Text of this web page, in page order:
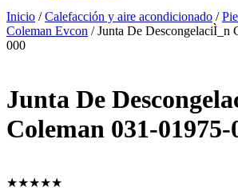
Inicio /Calefacción y aire acondicionado /
Coleman Evcon / Junta De DescongelaciÌ_n
000
Junta De
Coleman 031-01975-
★★★★★